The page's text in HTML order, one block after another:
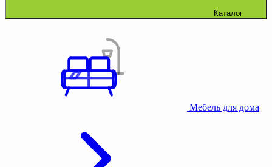
Каталог
Мебель для дома